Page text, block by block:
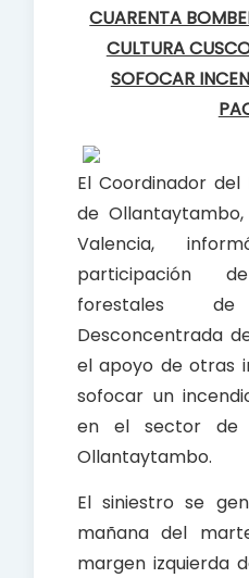
CUARENTA
CULTURA
SOFOCAR
El Coordinador del
de
Valencia,
participación
forestales
Desconcentrada
el apoyo de otras
sofocar un
en el sector de
Ollantaytambo.
El siniestro se
mañana del
margen izquierda